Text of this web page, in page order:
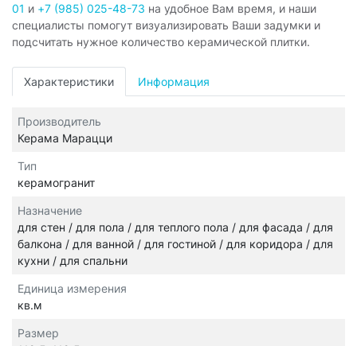
01 и +7 (985) 025-48-73 на удобное Вам время, и наши
специалисты помогут визуализировать Ваши задумки и
подсчитать нужное количество керамической плитки.
Характеристики Информация
Производитель
Керама Марацци
Тип
керамогранит
Назначение
для стен / для пола / для теплого пола / для фасада / для
балкона / для ванной / для гостиной / для коридора / для
кухни / для спальни
Единица измерения
кв.м
Размер